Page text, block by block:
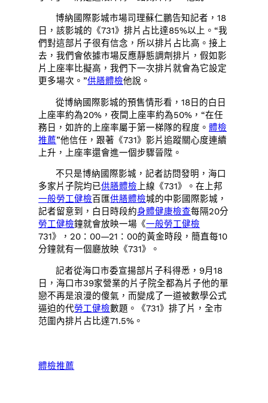
博納國際影城市場司理蘇仁鵬告知記者，18
日，該影城的《731》排片占比達85%以上。“我
們對這部片子很有信念，所以排片占比高。接上
去，我們會依據市場反應靜態調劑排片，假如影
片上座率比擬高，我們下一次排片就會為它設定
更多場次。”供膳體檢他說。
從博納國際影城的預售情形看，18日的白日
上座率約為20%，夜間上座率約為50%，“在任
務日，如許的上座率屬于第一梯隊的程度。體檢
推薦”他信任，跟著《731》影片追蹤關心度連續
上升，上座率還會進一個步驟晉陞。
不只是博納國際影城，記者訪問發明，海口
多家片子院均已供膳體檢 上線《731》。在上邦
一般勞工健檢百匯供膳體檢城的中影國際影城，
記者留意到，白日時段約身體健康檢查每隔20分
勞工健檢鐘就會放映一場《一般勞工健檢
731》，20：00—21：00的黃金時段，簡直每10
分鐘就有一個廳放映《731》。
記者從海口市委宣揚部片子科得悉，9月18
日，海口市39家營業的片子院全都為片子他的單
戀不再是浪漫的傻氣，而變成了一道被數學公式
逼迫的代勞工健檢數題。《731》排了片，全市
范圍內排片占比達71.5%。
體檢推薦